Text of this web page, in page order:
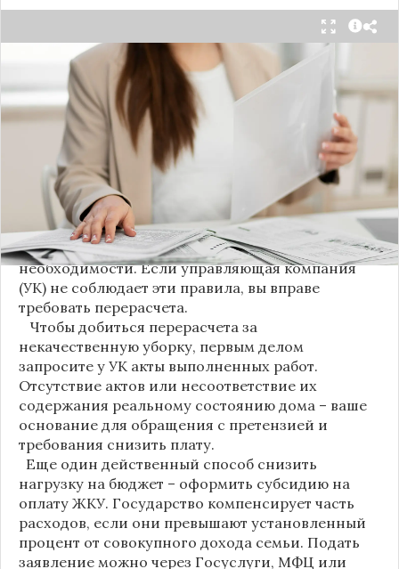
С 1 августа в квитанциях за жилищно-
коммунальные услуги введено важное
новшество. Как поясняет автор канала "ВЗО
ProДеньги", теперь уборка мест общего
пользования (МОП) выделена в отдельную
строку. Это дает жильцам четкое понимание, за
что именно они платят.
Новые нормы строго регламентируют частоту
уборки: мытье полов и лестниц должно
проводиться несколько раз в неделю, удаление
пыли – еженедельно, а уборка снега – по мере
необходимости. Если управляющая компания
(УК) не соблюдает эти правила, вы вправе
требовать перерасчета.
Чтобы добиться перерасчета за
некачественную уборку, первым делом
запросите у УК акты выполненных работ.
Отсутствие актов или несоответствие их
содержания реальному состоянию дома – ваше
основание для обращения с претензией и
требования снизить плату.
Еще один действенный способ снизить
нагрузку на бюджет – оформить субсидию на
оплату ЖКУ. Государство компенсирует часть
расходов, если они превышают установленный
процент от совокупного дохода семьи. Подать
заявление можно через Госуслуги, МФЦ или